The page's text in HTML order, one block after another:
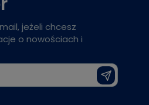
jeżeli chcesz
o nowościach i